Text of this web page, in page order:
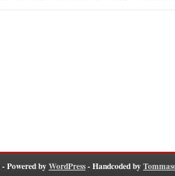
- Powered byWordPress- Handcoded by